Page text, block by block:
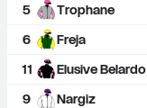
5
Trophane
6
Freja
11
Elusive Belardo
9
Nargiz